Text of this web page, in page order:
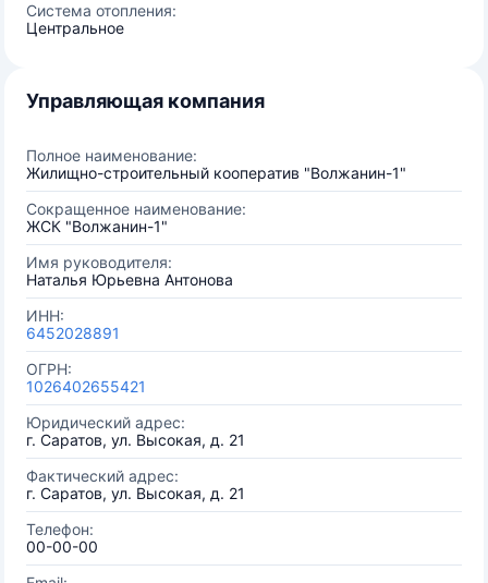
Система отопления:
Центральное
Управляющая компания
Полное наименование:
Жилищно-строительный кооператив "Волжанин-1"
Сокращенное наименование:
ЖСК "Волжанин-1"
Имя руководителя:
Наталья Юрьевна Антонова
ИНН:
6452028891
ОГРН:
1026402655421
Юридический адрес:
г. Саратов, ул. Высокая, д. 21
Фактический адрес:
г. Саратов, ул. Высокая, д. 21
Телефон:
00-00-00